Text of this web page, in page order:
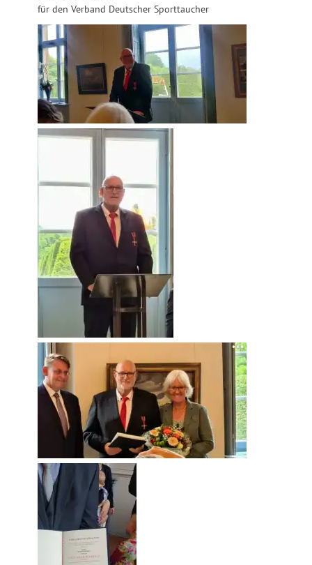
für den Verband Deutscher Sporttaucher